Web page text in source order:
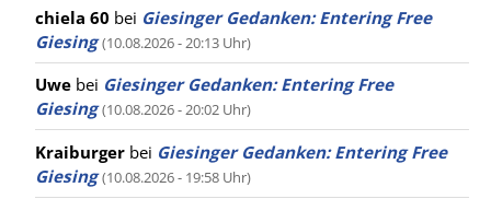
chiela 60 bei Giesinger Gedanken: Entering Free
Giesing (10.08.2026 - 20:13 Uhr)
Uwe bei Giesinger Gedanken: Entering Free
Giesing (10.08.2026 - 20:02 Uhr)
Kraiburger bei Giesinger Gedanken: Entering Free
Giesing (10.08.2026 - 19:58 Uhr)